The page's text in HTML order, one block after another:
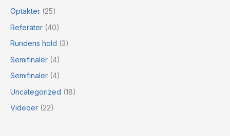
Optakter (25)
Referater (40)
Rundens hold (3)
Semifinaler (4)
Semifinaler (4)
Uncategorized (18)
Videoer (22)